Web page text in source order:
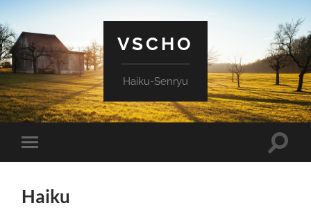
VSCHO
Haiku-Senryu
Mobile-
Menü
Haiku